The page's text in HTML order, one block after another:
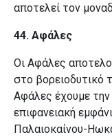
αποτελεί τον
44. Αφάλες
Οι Αφάλες
στο βορειοδυτικό
Αφάλες έχουμε
επιφανειακή
Παλαιοκαίνου-